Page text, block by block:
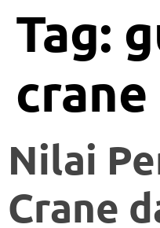
Tag:
crane
Nilai
Crane